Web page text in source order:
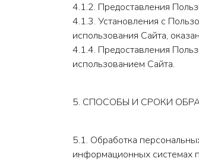
4.1.2. Предоставления
4.1.3. Установления с
использования Сайта,
4.1.4. Предоставления
использованием Сайта.
5. СПОСОБЫ И СРОКИ
5.1. Обработка
информационных системах